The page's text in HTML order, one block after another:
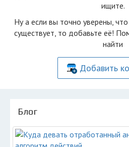
ищите.
Ну а если вы точно уверены,
существует, то добавьте её!
найти
Добавить
Блог